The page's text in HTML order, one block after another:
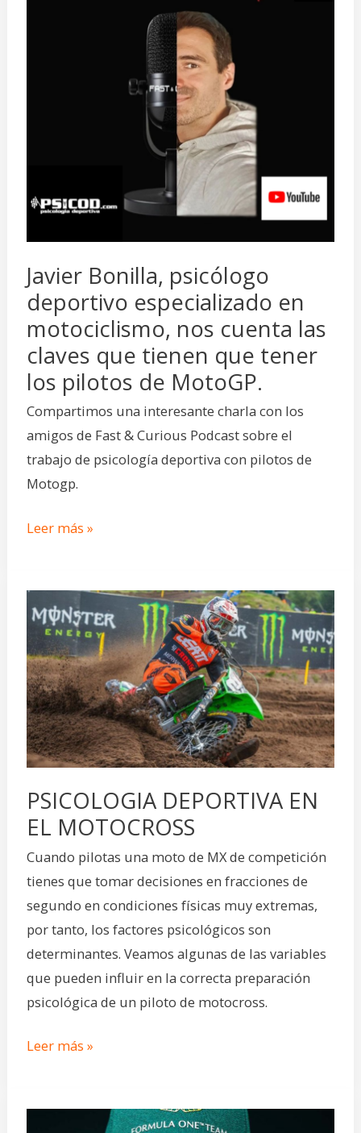
Javier Bonilla, psicólogo
deportivo especializado en
motociclismo, nos cuenta las
claves que tienen que tener
los pilotos de MotoGP.
Compartimos una interesante charla con los
amigos de Fast & Curious Podcast sobre el
trabajo de psicología deportiva con pilotos de
Motogp.
que
tener
los
pilotos
de
MotoGP.
Leer más »
PSICOLOGIA DEPORTIVA EN
EL MOTOCROSS
Cuando pilotas una moto de MX de competición
tienes que tomar decisiones en fracciones de
segundo en condiciones físicas muy extremas,
por tanto, los factores psicológicos son
determinantes. Veamos algunas de las variables
que pueden influir en la correcta preparación
psicológica de un piloto de motocross.
PSICOLOGIA
DEPORTIVA
EN
EL
MOTOCROSS
Leer más »